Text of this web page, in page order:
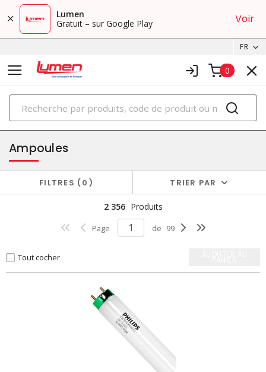
Lumen
Gratuit – sur Google Play
Voir
FR
0
PRODUITS
éclairage
Ampoules
FILTRES 0 TRIER PAR
2 356 Produits
Page de 99
Tout cocher